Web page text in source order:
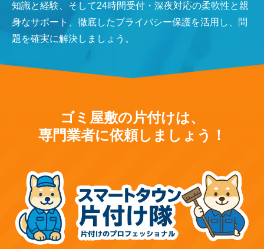
知識と経験、そして24時間受付・深夜対応の柔軟性と親
身なサポート、徹底したプライバシー保護を活用し、問
題を確実に解決しましょう。
ゴミ屋敷の片付けは、
専門業者に依頼しましょう！